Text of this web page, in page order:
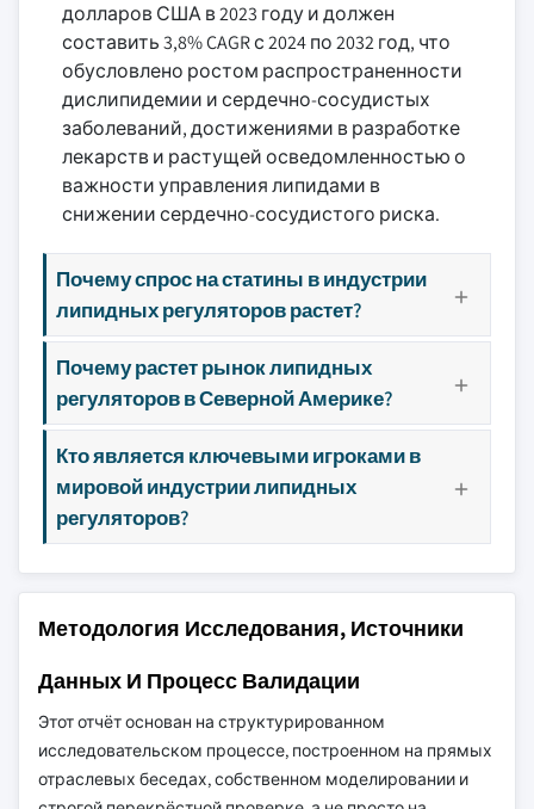
долларов США в 2023 году и должен
составить 3,8% CAGR с 2024 по 2032 год, что
обусловлено ростом распространенности
дислипидемии и сердечно-сосудистых
заболеваний, достижениями в разработке
лекарств и растущей осведомленностью о
важности управления липидами в
снижении сердечно-сосудистого риска.
Почему спрос на статины в индустрии
липидных регуляторов растет?
Почему растет рынок липидных
регуляторов в Северной Америке?
Кто является ключевыми игроками в
мировой индустрии липидных
регуляторов?
Методология Исследования, Источники
Данных И Процесс Валидации
Этот отчёт основан на структурированном
исследовательском процессе, построенном на прямых
отраслевых беседах, собственном моделировании и